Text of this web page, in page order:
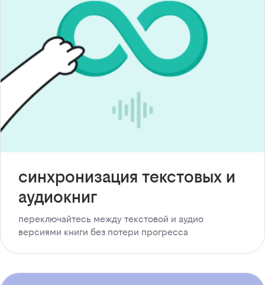
синхронизация текстовых и
аудиокниг
переключайтесь между текстовой и аудио
версиями книги без потери прогресса